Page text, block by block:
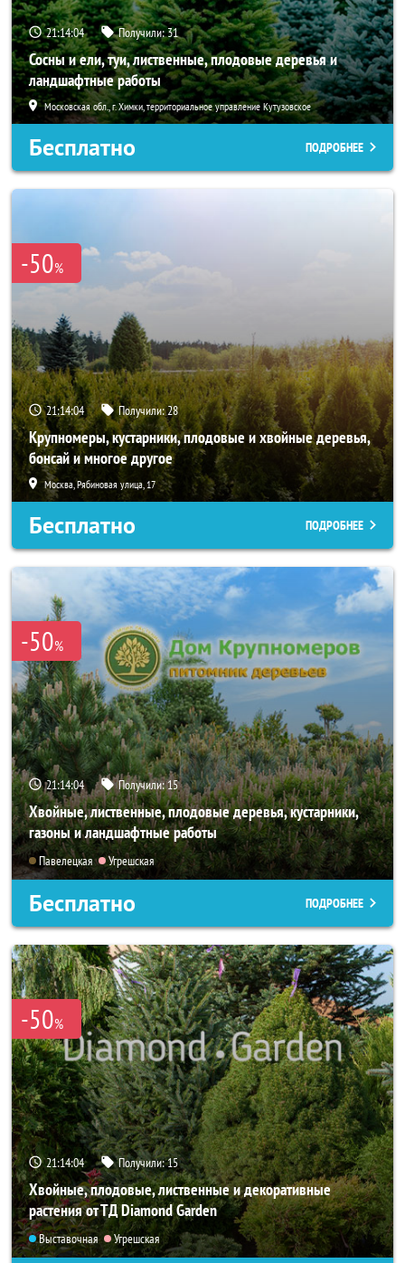
21:14:02 Получили:31
Сосны и ели, туи, лиственные, плодовые деревья и
ландшафтные работы
Московская обл., г. Химки, территориальное управление Кутузовское
Бесплатно ПОДРОБНЕЕ
-50%
21:14:02 Получили:28
Крупномеры, кустарники, плодовые и хвойные деревья,
бонсай и многое другое
Москва, Рябиновая улица, 17
Бесплатно ПОДРОБНЕЕ
-50%
21:14:02 Получили:15
Хвойные, лиственные, плодовые деревья, кустарники,
газоны и ландшафтные работы
Павелецкая Угрешская
Бесплатно ПОДРОБНЕЕ
-50%
21:14:02 Получили:15
Хвойные, плодовые, лиственные и декоративные
растения от ТД Diamond Garden
Выставочная Угрешская